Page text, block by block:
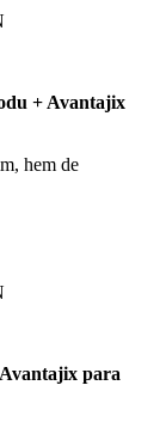
+ Avantajix
hem de
para